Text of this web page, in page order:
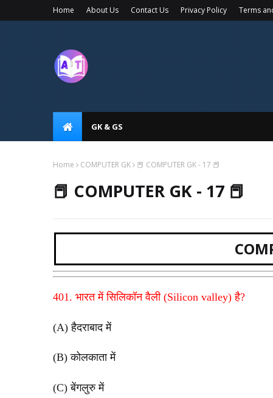
Home About Us Contact Us Privacy Policy Terms
GK & GS
Home COMPUTER GK 📕 COMPUTER GK - 17 📕
📕 COMPUTER GK - 17 📕
401. भारत में सिलिकॉन वैली (Silicon valley) है?
(A) हैदराबाद में
(B) कोलकाता में
(C) बेंगलुरु में